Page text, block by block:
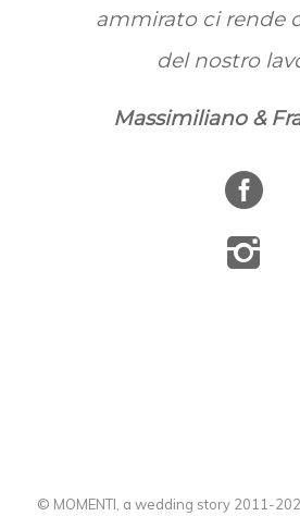
ammirato ci rende
del nostro
Massimiliano &
© MOMENTI, a wedding story 2011-